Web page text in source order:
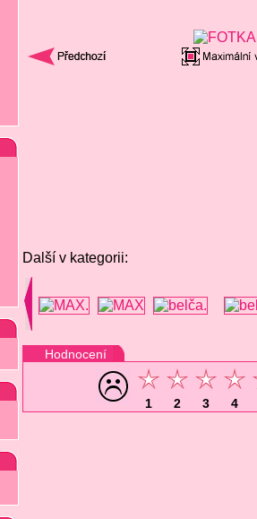
Další v kategorii:
Hodnocení
1 2 3 4